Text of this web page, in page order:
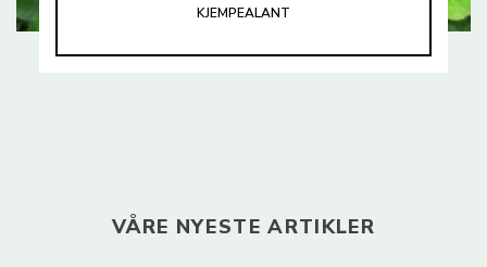
KJEMPEALANT
VÅRE NYESTE ARTIKLER